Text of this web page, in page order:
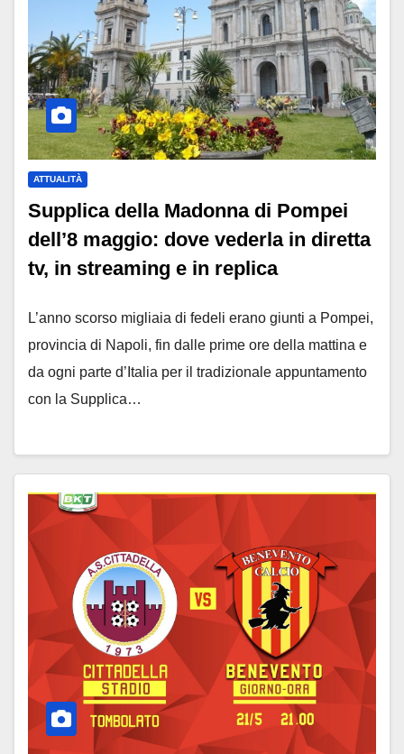
ATTUALITÀ
Supplica della Madonna di Pompei
dell’8 maggio: dove vederla in diretta
tv, in streaming e in replica
L’anno scorso migliaia di fedeli erano giunti a Pompei,
provincia di Napoli, fin dalle prime ore della mattina e
da ogni parte d’Italia per il tradizionale appuntamento
con la Supplica…